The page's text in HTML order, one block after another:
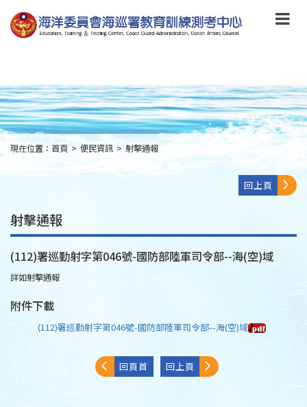
到
主
要
to
main
content
:::
現在位置： 首頁 > 便民資訊 > 射擊通報
回上頁
射擊通報
(112)署巡勤射字第046號-國防部陸軍司令部--海(空)域
詳如射擊通報
附件下載
(112)署巡勤射字第046號-國防部陸軍司令部--海(空)域
回頁首 回上頁